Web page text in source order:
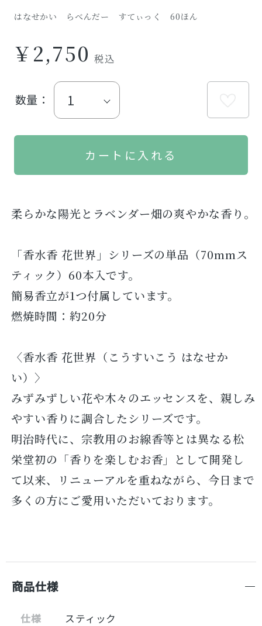
はなせかい らべんだー すてぃっく 60ほん
￥2,750
数量：
柔らかな陽光とラベンダー畑の爽やかな香り。
「香水香 花世界」シリーズの単品（70mmス
ティック）60本入です。
簡易香立が1つ付属しています。
燃焼時間：約20分
〈香水香 花世界（こうすいこう はなせか
い）〉
みずみずしい花や木々のエッセンスを、親しみ
やすい香りに調合したシリーズです。
明治時代に、宗教用のお線香等とは異なる松
栄堂初の「香りを楽しむお香」として開発し
て以来、リニューアルを重ねながら、今日まで
多くの方にご愛用いただいております。
商品仕様
仕様
スティック